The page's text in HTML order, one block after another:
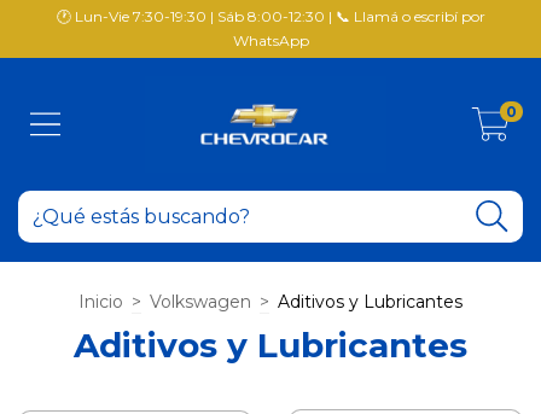
🕐 Lun-Vie 7:30-19:30 | Sáb 8:00-12:30 | 📞 Llamá o escribí por
WhatsApp
0
Inicio > Volkswagen > Aditivos y Lubricantes
Aditivos y Lubricantes